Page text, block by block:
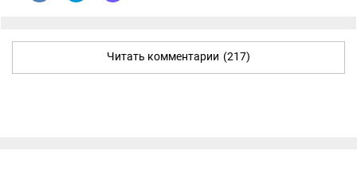
Читать комментарии (217)